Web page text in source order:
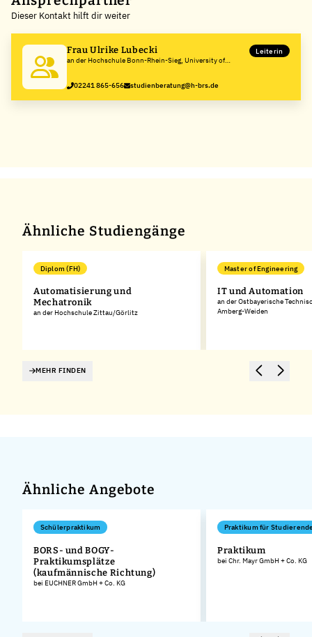
−
Dieser Kontakt hilft dir weiter
Frau Ulrike Lubecki
an der Hochschule Bonn-Rhein-Sieg, University of
Leiterin
02241 865-656 studienberatung@h-brs.de
Ähnliche Studiengänge
Diplom (FH)
Automatisierung und
Mechatronik
an der Hochschule Zittau/Görlitz
Master of Engineering
IT und Automation
an der Ostbayerische
Amberg-Weiden
MEHR FINDEN
Ähnliche Angebote
Schülerpraktikum
BORS- und BOGY-
Praktikumsplätze
(kaufmännische Richtung)
bei EUCHNER GmbH + Co. KG
Praktikum für
Praktikum
bei Chr. Mayr GmbH + Co. KG